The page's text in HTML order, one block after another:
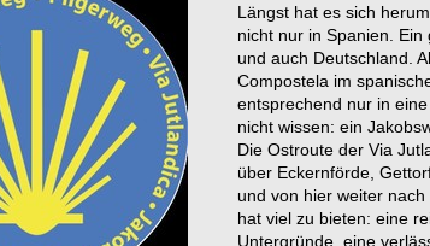
Längst hat es sich
nicht nur in Spanien.
und auch Deutschland.
Compostela im
entsprechend nur in
nicht wissen: ein
Die Ostroute der Via
über Eckernförde,
und von hier weiter
hat viel zu bieten: eine
Untergründe, eine